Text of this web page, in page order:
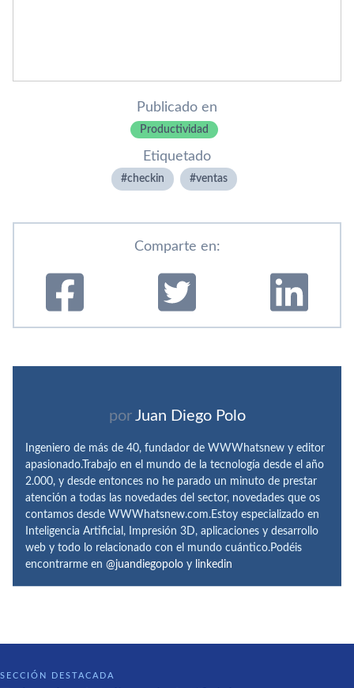
Publicado en
Productividad
Etiquetado
checkin ventas
Comparte en:
por Juan Diego Polo
Ingeniero de más de 40, fundador de WWWhatsnew y editor
apasionado.Trabajo en el mundo de la tecnología desde el año
2.000, y desde entonces no he parado un minuto de prestar
atención a todas las novedades del sector, novedades que os
contamos desde WWWhatsnew.com.Estoy especializado en
Inteligencia Artificial, Impresión 3D, aplicaciones y desarrollo
web y todo lo relacionado con el mundo cuántico.Podéis
encontrarme en @juandiegopolo y linkedin
SECCIÓN DESTACADA